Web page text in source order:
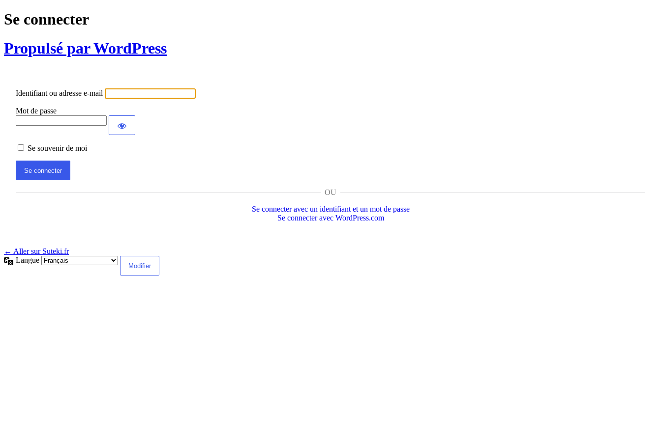
Se connecter
Propulsé par WordPress
Identifiant ou adresse e-mail
Mot de passe
Se souvenir de moi
OU
Se connecter avec un identifiant et un mot de passe
Se connecter avec WordPress.com
← Aller sur Suteki.fr
Langue